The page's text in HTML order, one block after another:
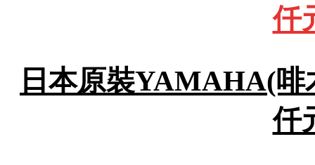
仟
日本原裝YAMAHA(
仟